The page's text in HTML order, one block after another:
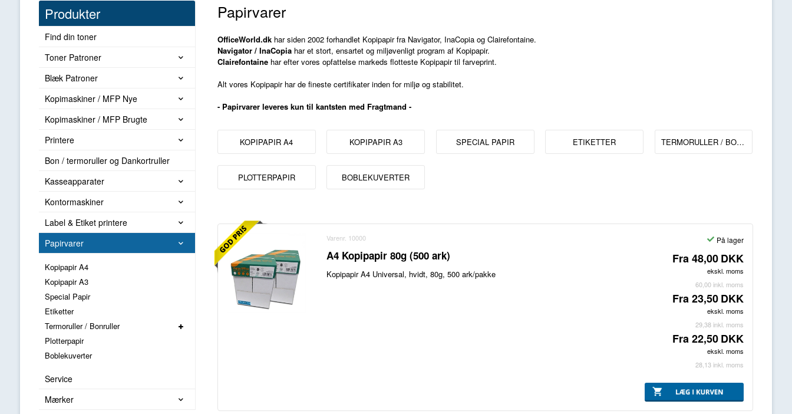
Produkter
Find din toner
Toner Patroner
Blæk Patroner
Kopimaskiner / MFP Nye
Kopimaskiner / MFP Brugte
Printere
Bon / termoruller og Dankortruller
Kasseapparater
Kontormaskiner
Label & Etiket printere
Papirvarer
Kopipapir A4
Kopipapir A3
Special Papir
Etiketter
Termoruller / Bonruller
Plotterpapir
Boblekuverter
Service
Mærker
Papirvarer
OfficeWorld.dkhar siden 2002 forhandlet Kopipapir fra Navigator, InaCopia og Clairefontaine.
Navigator / InaCopiahar et stort, ensartet og miljøvenligt program af Kopipapir.
Clairefontainehar efter vores opfattelse markeds flotteste Kopipapir til farveprint.
Alt vores Kopipapir har de fineste certifikater inden for miljø og stabilitet.
- Papirvarer leveres kun til kantsten med Fragtmand -
KOPIPAPIR A4 KOPIPAPIR A3 SPECIAL PAPIR ETIKETTER TERMORULLER / BONRULLER
PLOTTERPAPIR BOBLEKUVERTER
Varenr. 10000
A4 Kopipapir 80g (500 ark)
Kopipapir A4 Universal, hvidt, 80g, 500 ark/pakke
På lager
Fra48,00 DKK
ekskl. moms
60,00 inkl. moms
Fra23,50 DKK
ekskl. moms
29,38 inkl. moms
Fra22,50 DKK
ekskl. moms
28,13 inkl. moms